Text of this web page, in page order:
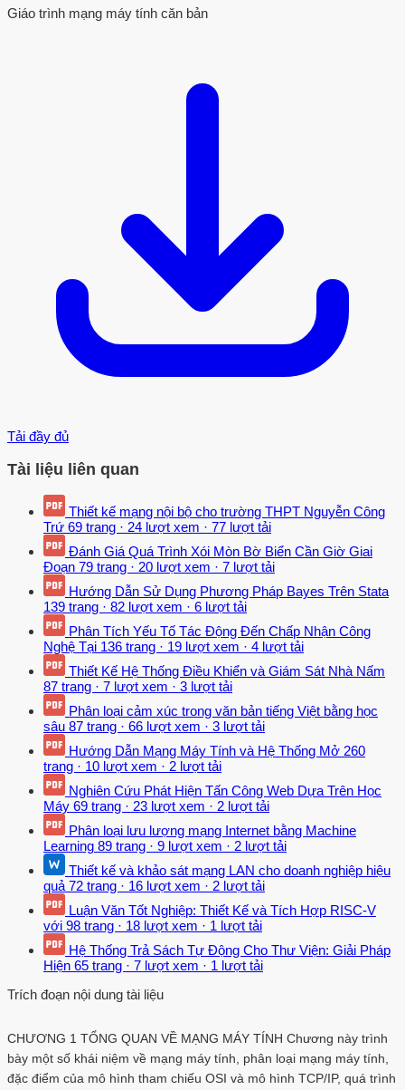
Giáo trình mạng máy tính căn bản
Tải đầy đủ
Tài liệu liên quan
Thiết kế mạng nội bộ cho trường THPT Nguyễn Công
Trứ 69 trang · 24 lượt xem · 77 lượt tải
Đánh Giá Quá Trình Xói Mòn Bờ Biển Cần Giờ Giai
Đoạn 79 trang · 20 lượt xem · 7 lượt tải
Hướng Dẫn Sử Dụng Phương Pháp Bayes Trên Stata
139 trang · 82 lượt xem · 6 lượt tải
Phân Tích Yếu Tố Tác Động Đến Chấp Nhận Công
Nghệ Tại 136 trang · 19 lượt xem · 4 lượt tải
Thiết Kế Hệ Thống Điều Khiển và Giám Sát Nhà Nấm
87 trang · 7 lượt xem · 3 lượt tải
Phân loại cảm xúc trong văn bản tiếng Việt bằng học
sâu 87 trang · 66 lượt xem · 3 lượt tải
Hướng Dẫn Mạng Máy Tính và Hệ Thống Mở 260
trang · 10 lượt xem · 2 lượt tải
Nghiên Cứu Phát Hiện Tấn Công Web Dựa Trên Học
Máy 69 trang · 23 lượt xem · 2 lượt tải
Phân loại lưu lượng mạng Internet bằng Machine
Learning 89 trang · 9 lượt xem · 2 lượt tải
Thiết kế và khảo sát mạng LAN cho doanh nghiệp hiệu
quả 72 trang · 16 lượt xem · 2 lượt tải
Luận Văn Tốt Nghiệp: Thiết Kế và Tích Hợp RISC-V
với 98 trang · 18 lượt xem · 1 lượt tải
Hệ Thống Trả Sách Tự Động Cho Thư Viện: Giải Pháp
Hiện 65 trang · 7 lượt xem · 1 lượt tải
Trích đoạn nội dung tài liệu
CHƯƠNG 1 TỔNG QUAN VỀ MẠNG MÁY TÍNH Chương này trình
bày một số khái niệm về mạng máy tính, phân loại mạng máy tính,
đặc điểm của mô hình tham chiếu OSI và mô hình TCP/IP, quá trình